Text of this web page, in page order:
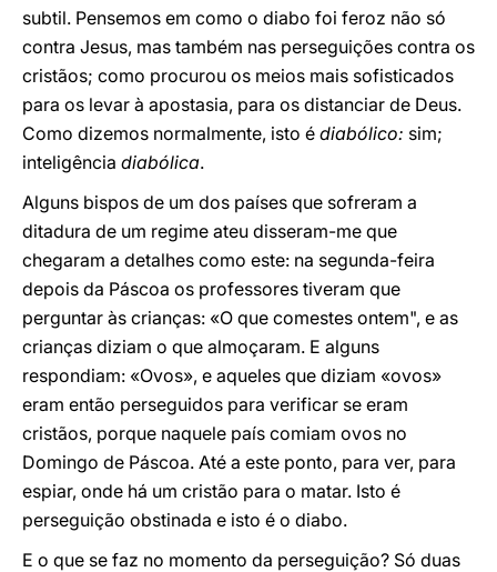
subtil. Pensemos em como o diabo foi feroz não só
contra Jesus, mas também nas perseguições contra os
cristãos; como procurou os meios mais sofisticados
para os levar à apostasia, para os distanciar de Deus.
Como dizemos normalmente, isto é diabólico: sim;
inteligência diabólica.
Alguns bispos de um dos países que sofreram a
ditadura de um regime ateu disseram-me que
chegaram a detalhes como este: na segunda-feira
depois da Páscoa os professores tiveram que
perguntar às crianças: «O que comestes ontem", e as
crianças diziam o que almoçaram. E alguns
respondiam: «Ovos», e aqueles que diziam «ovos»
eram então perseguidos para verificar se eram
cristãos, porque naquele país comiam ovos no
Domingo de Páscoa. Até a este ponto, para ver, para
espiar, onde há um cristão para o matar. Isto é
perseguição obstinada e isto é o diabo.
E o que se faz no momento da perseguição? Só duas